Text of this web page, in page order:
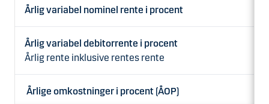
Årlig variabel nominel rente i procent
Årlig variabel debitorrente i procent
Årlig rente inklusive rentes rente
Årlige omkostninger i procent (ÅOP)